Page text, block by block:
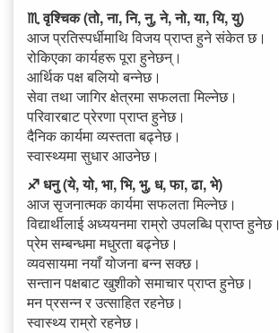
♏ वृश्चिक (तो, ना, नि, नु, ने, नो, या, यि, यु)
आज प्रतिस्पर्धीमाथि विजय प्राप्त हुने संकेत छ।
रोकिएका कार्यहरू पूरा हुनेछन्।
आर्थिक पक्ष बलियो बन्नेछ।
सेवा तथा जागिर क्षेत्रमा सफलता मिल्नेछ।
परिवारबाट प्रेरणा प्राप्त हुनेछ।
दैनिक कार्यमा व्यस्तता बढ्नेछ।
स्वास्थ्यमा सुधार आउनेछ।
♐ धनु (ये, यो, भा, भि, भु, ध, फा, ढा, भे)
आज सृजनात्मक कार्यमा सफलता मिल्नेछ।
विद्यार्थीलाई अध्ययनमा राम्रो उपलब्धि प्राप्त हुनेछ।
प्रेम सम्बन्धमा मधुरता बढ्नेछ।
व्यवसायमा नयाँ योजना बन्न सक्छ।
सन्तान पक्षबाट खुशीको समाचार प्राप्त हुनेछ।
मन प्रसन्न र उत्साहित रहनेछ।
स्वास्थ्य राम्रो रहनेछ।